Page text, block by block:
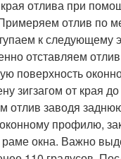
отлива при
отлив по
к следующему
отставляем
поверхность
зигзагом от края
отлив заводя
профилю,
окна. Важно